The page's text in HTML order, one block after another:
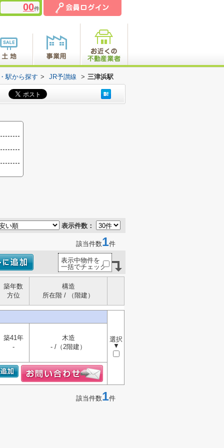
00件
駅から探す > JR予讃線 > 三津浜駅
表示件数：
該当件数1件
表示中物件を
一括でチェック
築年数
方位
構造
所在階 / （階建）
選択
▼
築41年
-
木造
- /（2階建）
該当件数1件